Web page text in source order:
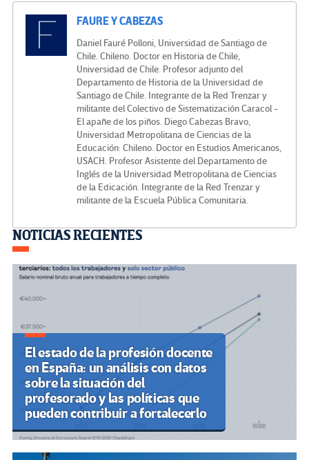
FAURE Y CABEZAS
Daniel Fauré Polloni, Universidad de Santiago de
Chile. Chileno. Doctor en Historia de Chile,
Universidad de Chile. Profesor adjunto del
Departamento de Historia de la Universidad de
Santiago de Chile. Integrante de la Red Trenzar y
militante del Colectivo de Sistematización Caracol -
El apañe de los piños. Diego Cabezas Bravo,
Universidad Metropolitana de Ciencias de la
Educación: Chileno. Doctor en Estudios Americanos,
USACH. Profesor Asistente del Departamento de
Inglés de la Universidad Metropolitana de Ciencias
de la Edicación. Integrante de la Red Trenzar y
militante de la Escuela Pública Comunitaria.
Navegación
de
entradas
NOTICIAS RECIENTES
El estado de la profesión docente
en España: un análisis con datos
sobre la situación del
profesorado y las políticas que
pueden contribuir a fortalecerlo